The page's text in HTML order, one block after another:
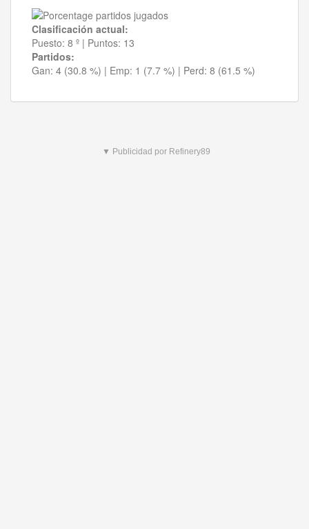
Clasificación actual:
Puesto: 8 º | Puntos: 13
Partidos:
Gan: 4 (30.8 %) | Emp: 1 (7.7 %) | Perd: 8 (61.5 %)
▼ Publicidad por Refinery89